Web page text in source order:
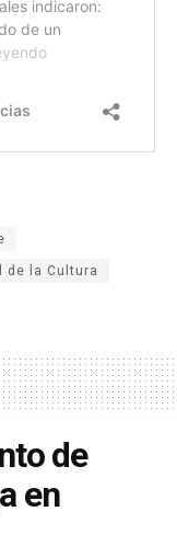
de la Cultura
de
en